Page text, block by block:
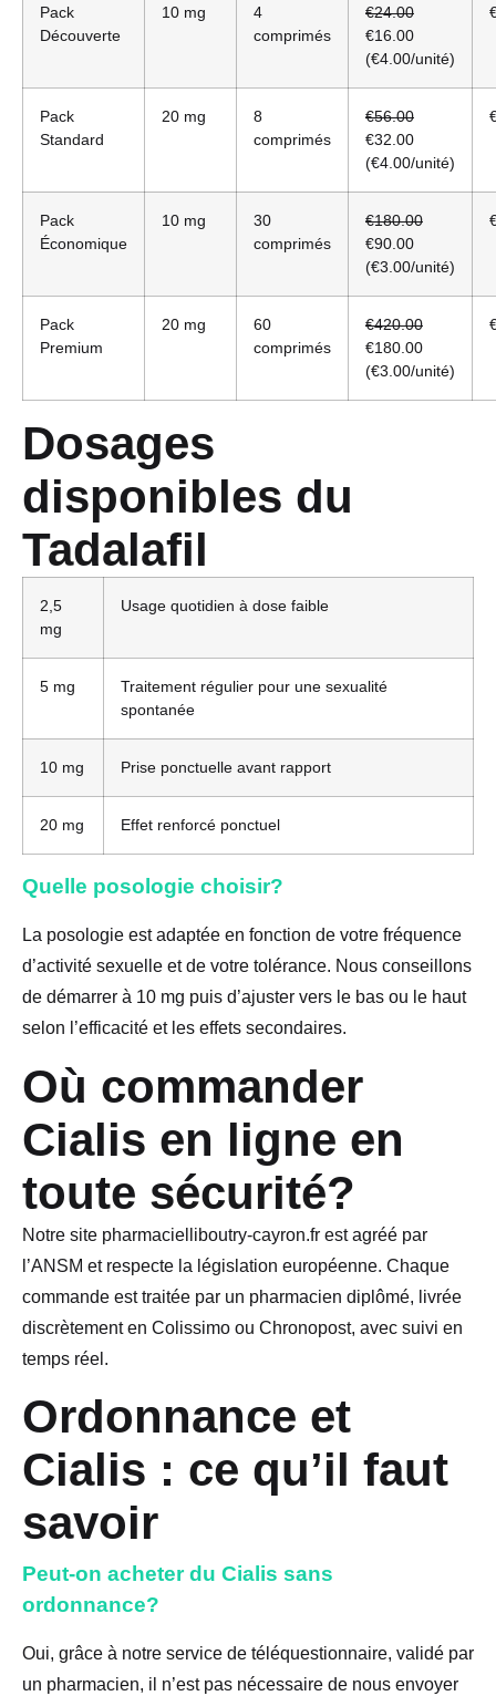
Pack
Découverte
10 mg
4
comprimés
€24.00
€16.00
(€4.00/unité)
Pack
Standard
20 mg
8
comprimés
€56.00
€32.00
(€4.00/unité)
Pack
Économique
10 mg
30
comprimés
€180.00
€90.00
(€3.00/unité)
Pack
Premium
20 mg
60
comprimés
€420.00
€180.00
(€3.00/unité)
Dosages
disponibles du
Tadalafil
2,5
mg
Usage quotidien à dose faible
5 mg
Traitement régulier pour une sexualité
spontanée
10 mg Prise ponctuelle avant rapport
20 mg Effet renforcé ponctuel
Quelle posologie choisir?
La posologie est adaptée en fonction de votre fréquence
d’activité sexuelle et de votre tolérance. Nous conseillons
de démarrer à 10 mg puis d’ajuster vers le bas ou le haut
selon l’efficacité et les effets secondaires.
Où commander
Cialis en ligne en
toute sécurité?
Notre site pharmacielliboutry-cayron.fr est agréé par
l’ANSM et respecte la législation européenne. Chaque
commande est traitée par un pharmacien diplômé, livrée
discrètement en Colissimo ou Chronopost, avec suivi en
temps réel.
Ordonnance et
Cialis : ce qu’il faut
savoir
Peut-on acheter du Cialis sans
ordonnance?
Oui, grâce à notre service de téléquestionnaire, validé par
un pharmacien, il n’est pas nécessaire de nous envoyer